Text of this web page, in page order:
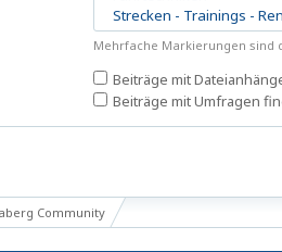
Mehrfache Markierungen sind
Beiträge mit
Beiträge mit Umfragen
Community